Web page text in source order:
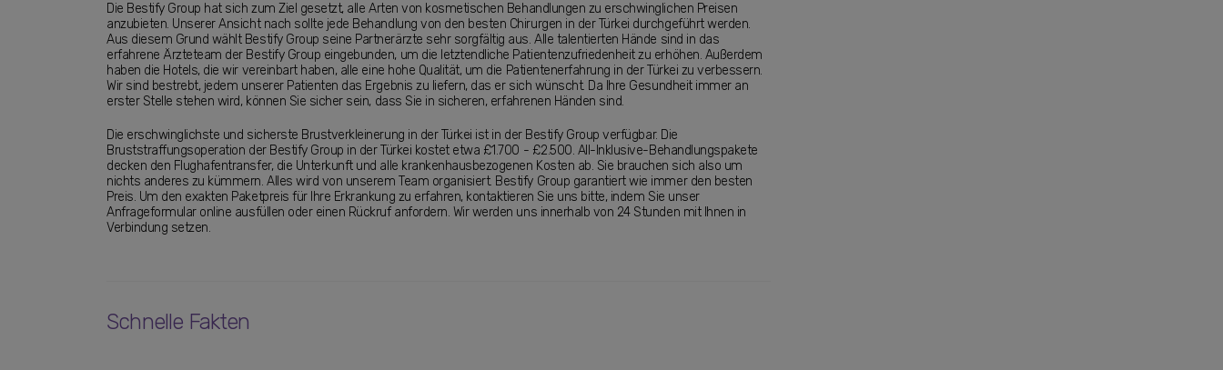
Die Bestify Group hat sich zum Ziel gesetzt, alle Arten von kosmetischen Behandlungen zu erschwinglichen Preisen
anzubieten. Unserer Ansicht nach sollte jede Behandlung von den besten Chirurgen in der Türkei durchgeführt werden.
Aus diesem Grund wählt Bestify Group seine Partnerärzte sehr sorgfältig aus. Alle talentierten Hände sind in das
erfahrene Ärzteteam der Bestify Group eingebunden, um die letztendliche Patientenzufriedenheit zu erhöhen. Außerdem
haben die Hotels, die wir vereinbart haben, alle eine hohe Qualität, um die Patientenerfahrung in der Türkei zu verbessern.
Wir sind bestrebt, jedem unserer Patienten das Ergebnis zu liefern, das er sich wünscht. Da Ihre Gesundheit immer an
erster Stelle stehen wird, können Sie sicher sein, dass Sie in sicheren, erfahrenen Händen sind.
Die erschwinglichste und sicherste Brustverkleinerung in der Türkei ist in der Bestify Group verfügbar. Die
Bruststraffungsoperation der Bestify Group in der Türkei kostet etwa £1.700 - £2.500. All-Inklusive-Behandlungspakete
decken den Flughafentransfer, die Unterkunft und alle krankenhausbezogenen Kosten ab. Sie brauchen sich also um
nichts anderes zu kümmern. Alles wird von unserem Team organisiert. Bestify Group garantiert wie immer den besten
Preis. Um den exakten Paketpreis für Ihre Erkrankung zu erfahren, kontaktieren Sie uns bitte, indem Sie unser
Anfrageformular online ausfüllen oder einen Rückruf anfordern. Wir werden uns innerhalb von 24 Stunden mit Ihnen in
Verbindung setzen.
Schnelle Fakten